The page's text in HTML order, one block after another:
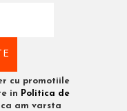
cu promotiile
in Politica de
am varsta